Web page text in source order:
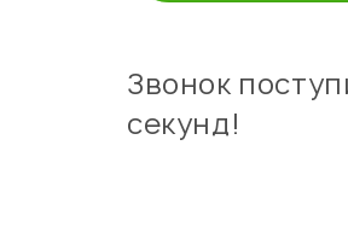
Звонок
секунд!